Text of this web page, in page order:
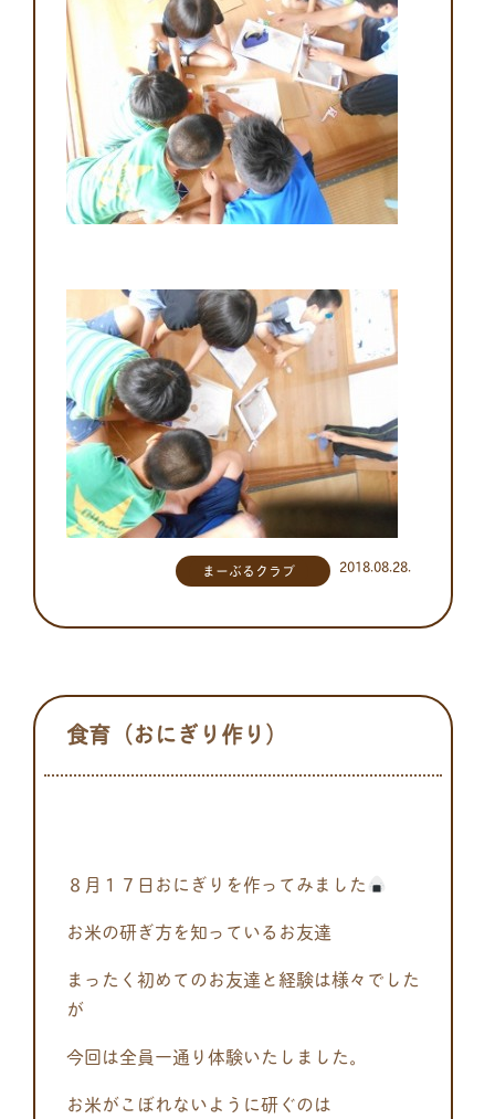
2018.08.28.
まーぶるクラブ
食育（おにぎり作り）
８月１７日おにぎりを作ってみました
お米の研ぎ方を知っているお友達
まったく初めてのお友達と経験は様々でした
が
今回は全員一通り体験いたしました。
お米がこぼれないように研ぐのは